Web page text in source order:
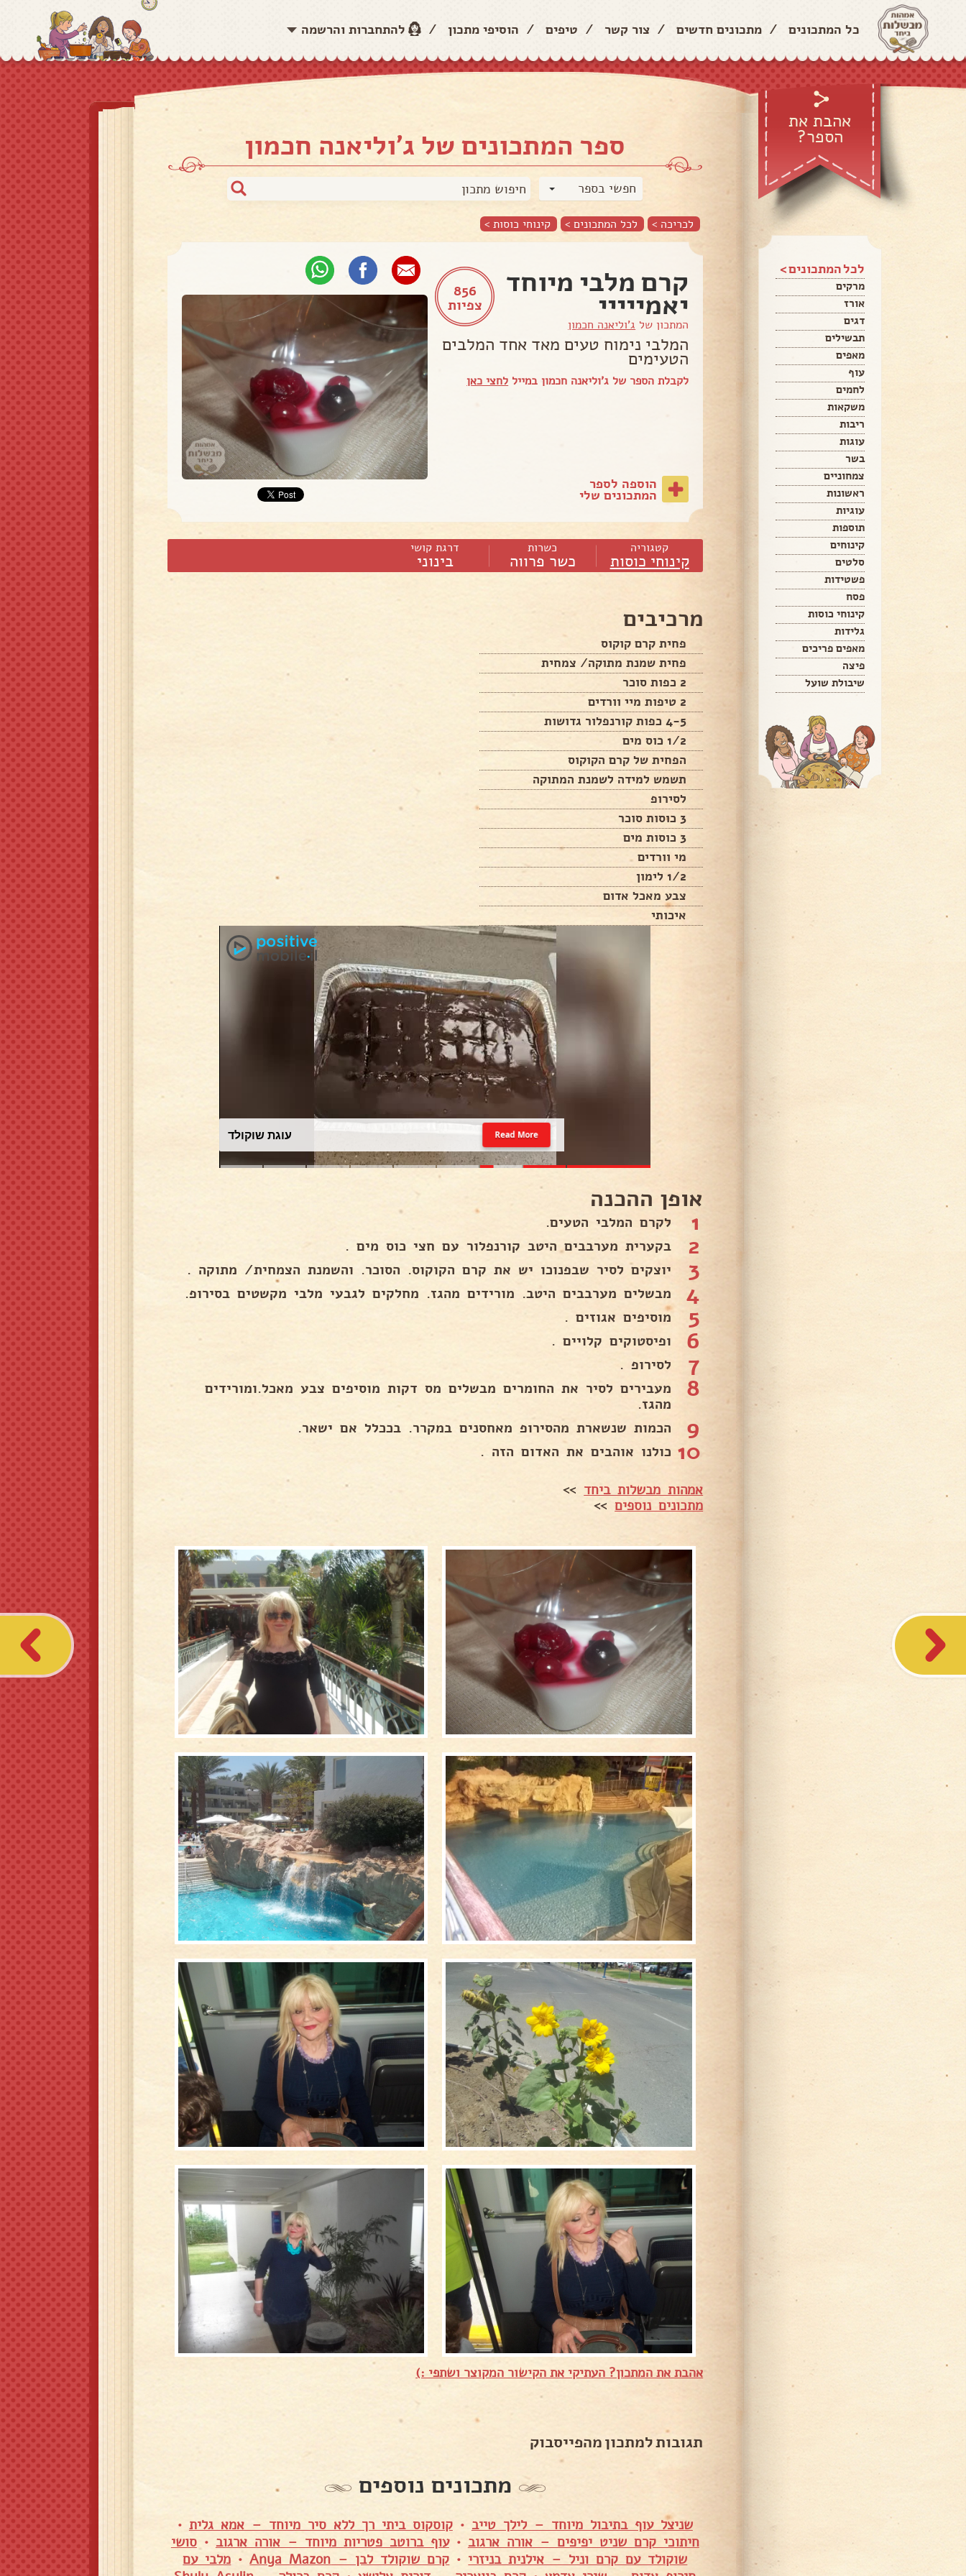
כל המתכונים / מתכונים חדשים / צור קשר / טיפים / הוסיפי מתכון / להתחברות והרשמה
אהבת את
הספר?
לכל המתכונים >
מרקים
אורז
דגים
תבשילים
מאפים
עוף
לחמים
משקאות
ריבות
עוגות
בשר
צמחוניים
ראשונות
עוגיות
תוספות
קינוחים
סלטים
פשטידות
פסח
קינוחי כוסות
גלידות
מאפים פריכים
פיצה
שיבולת שועל
ספר המתכונים של ג'וליאנה חכמון
חפשי בספר
לכריכה > לכל המתכונים > קינוחי כוסות >
856
צפיות
קרם מלבי מיוחד
יאמייייי
המתכון של ג'וליאנה חכמון
המלבי נימוח טעים מאד אחד המלבים
הטעימים
לקבלת הספר של ג'וליאנה חכמון במייל לחצי כאן
הוספה לספר
המתכונים שלי
קטגוריה
קינוחי כוסות
כשרות
כשר פרווה
דרגת קושי
בינוני
מרכיבים
פחית קרם קוקוס
פחית שמנת מתוקה/ צמחית
2 כפות סוכר
2 טיפות מיי וורדים
4-5 כפות קורנפלור גדושות
1/2 כוס מים
הפחית של קרם הקוקוס
תשמש למידה לשמנת המתוקה
לסירופ
3 כוסות סוכר
3 כוסות מים
מי וורדים
1/2 לימון
צבע מאכל אדום
איכותי
עוגת שוקולד Read More
אופן ההכנה
1 לקרם המלבי הטעים.
2 בקערית מערבבים היטב קורנפלור עם חצי כוס מים .
3 יוצקים לסיר שבפנוכו יש את קרם הקוקוס. הסוכר. והשמנת הצמחית/ מתוקה .
4 מבשלים מערבבים היטב. מורידים מהגז. מחלקים לגבעי מלבי מקשטים בסירופ.
5 מוסיפים אגוזים .
6 ופיסטוקים קלויים .
7 לסירופ .
8
מעבירים לסיר את החומרים מבשלים מס דקות מוסיפים צבע מאכל.ומורידים
מהגז.
9 הכמות שנשארת מהסירופ מאחסנים במקרר. בככלל אם ישאר.
10 כולנו אוהבים את האדום הזה .
אמהות מבשלות ביחד >>
מתכונים נוספים>>
אהבת את המתכון? העתיקי את הקישור המקוצר ושתפי :)
תגובות למתכון מהפייסבוק
מתכונים נוספים
שניצל עוף בתיבול מיוחד – לילך טייב •קוסקוס ביתי רך ללא סיר מיוחד – אמא גלית•
חיתוכי קרם שניט יפיפים – אורה ארגוב•עוף ברוטב פטריות מיוחד – אורה ארגוב•סושי
שוקולד עם קרם וניל – אילנית בניזרי•קרם שוקולד לבן – Anya Mazon •מלבי עם